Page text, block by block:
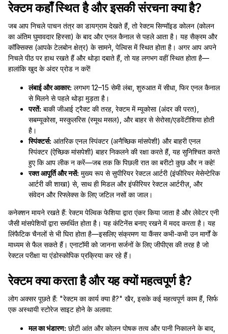
रेक्टम कहाँ स्थित है और इसकी संरचना क्या है?
जब आप निचले पाचन तंत्र का डायग्राम देखते हैं, तो रेक्टम सिग्मॉइड कोलन (कोलन
का अंतिम घुमावदार हिस्सा) के बाद और एनल कैनाल से पहले आता है। यह सैक्रम और
कॉक्सिक्स (आपके टेलबोन क्षेत्र) के सामने, पेल्विस में स्थित होता है। अगर आप अपने
निचले पीठ पर हाथ रखते हैं और थोड़ा दबाते हैं, तो यह लगभग वहीं स्थित होता है—
हालांकि खुद के अंदर प्रोड न करें!
लंबाई और आकार: लगभग 12–15 सेमी लंबा, शुरुआत में सीधा, फिर एनल कैनाल
से मिलने से पहले थोड़ा मुड़ता है।
परतें: बाकी जीआई ट्रैक्ट की तरह, रेक्टम में म्यूकोसा (अंदर की परत),
सबम्यूकोसा, मस्कुलरिस (स्मूथ मसल), और बाहर से सेरोसा/एडवेंटीशिया होती
है।
स्पिंक्टर्स: आंतरिक एनल स्पिंक्टर (अनैच्छिक मांसपेशी) और बाहरी एनल
स्पिंक्टर (ऐच्छिक मांसपेशी) बाहर निकलने की रक्षा करते हैं, यह सुनिश्चित करते
हुए कि आप लीक न करें—जब तक कि पिछली रात का बरीटो कुछ और न कहे!
रक्त आपूर्ति और नसें: मुख्य रूप से सुपीरियर रेक्टल आर्टरी (इंफीरियर मेसेन्टेरिक
आर्टरी की शाखा) से, साथ ही मिडल और इंफीरियर रेक्टल आर्टरीज़, और
संवेदन और रिफ्लेक्स के लिए जटिल नसों का जाल।
कनेक्शन मायने रखते हैं: रेक्टम पेल्विक फेशिया द्वारा एंकर किया जाता है और लेवेटर एनी
जैसी मांसपेशियों द्वारा समर्थित होता है। यह कंटिनेंस बनाए रखने में मदद करता है। यह
लिंफैटिक चैनलों से भी घिरा होता है—इसलिए संक्रमण या कैंसर कभी-कभी उन मार्गों के
माध्यम से फैल सकते हैं। एनाटॉमी को जानना सर्जनों के लिए जीपीएस की तरह है जो
रेक्टल परीक्षा या एंडोस्कोपिक प्रक्रिया कर रहे हैं।
रेक्टम क्या करता है और यह क्यों महत्वपूर्ण है?
लोग अक्सर पूछते हैं: "रेक्टम का कार्य क्या है?" खैर, इसके कई महत्वपूर्ण काम हैं, सिर्फ
एक अस्थायी स्टोरेज साइट होने के अलावा:
मल का भंडारण: छोटी आंत और कोलन पोषक तत्व और पानी निकालने के बाद,